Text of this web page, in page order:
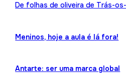
De folhas de oliveira de Trás-
Meninos, hoje a aula é lá fora!
Antarte: ser uma marca global